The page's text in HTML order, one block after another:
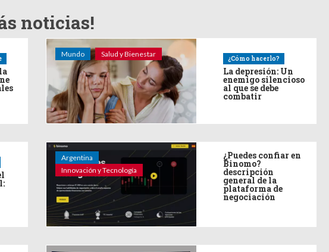
noticias!
Mundo Salud y Bienestar
¿Cómo hacerlo?
La depresión: Un
enemigo silencioso
al que se debe
combatir
Argentina
Innovación y Tecnología
¿Puedes confiar en
Binomo?
descripción
general de la
plataforma de
negociación